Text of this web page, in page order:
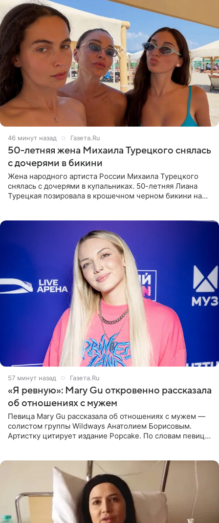
46 минут назад Газета.Ru
50-летняя жена Михаила Турецкого снялась
с дочерями в бикини
Жена народного артиста России Михаила Турецкого
снялась с дочерями в купальниках. 50-летняя Лиана
Турецкая позировала в крошечном черном бикини на
57 минут назад Газета.Ru
«Я ревную»: Mary Gu откровенно рассказала
об отношениях с мужем
Певица Mary Gu рассказала об отношениях с мужем —
солистом группы Wildways Анатолием Борисовым.
Артистку цитирует издание Popcake. По словам певицы,